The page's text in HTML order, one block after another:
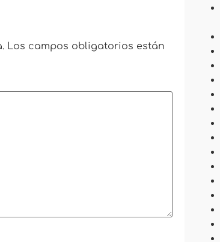
Los campos obligatorios están